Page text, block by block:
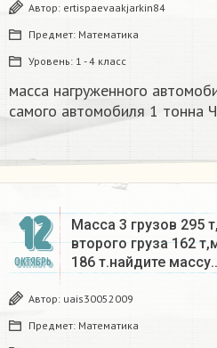
Автор: ertispaevaakjarkin84
Предмет: Математика
Уровень: 1 - 4 класс
масса нагруженного
самого автомобиля 1 тонна
12
ОКТЯБРЬ
Масса 3 грузов 295
второго груза 162
186 т.найдите
Автор: uais30052009
Предмет: Математика